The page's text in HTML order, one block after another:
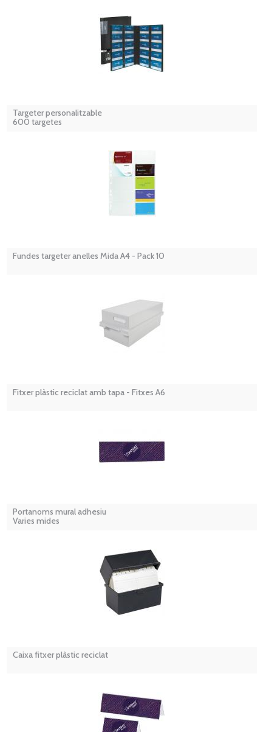
Targeter personalitzable
600 targetes
Fundes targeter anelles Mida A4 - Pack 10
Fitxer plàstic reciclat amb tapa - Fitxes A6
Portanoms mural adhesiu
Varies mides
Caixa fitxer plàstic reciclat